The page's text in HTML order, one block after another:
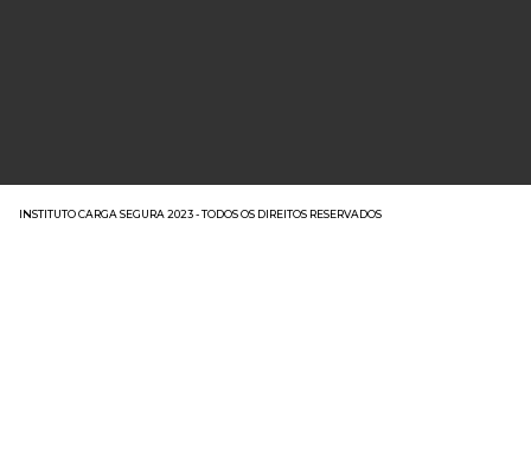
INSTITUTO CARGA SEGURA 2023 - TODOS OS DIREITOS RESERVADOS